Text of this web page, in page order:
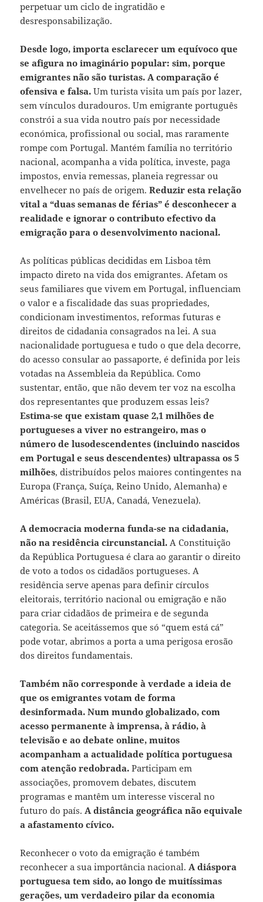
perpetuar um ciclo de ingratidão e
desresponsabilização.
Desde logo, importa esclarecer um equívoco que
se afigura no imaginário popular: sim, porque
emigrantes não são turistas. A comparação é
ofensiva e falsa. Um turista visita um país por lazer,
sem vínculos duradouros. Um emigrante português
constrói a sua vida noutro país por necessidade
económica, profissional ou social, mas raramente
rompe com Portugal. Mantém família no território
nacional, acompanha a vida política, investe, paga
impostos, envia remessas, planeia regressar ou
envelhecer no país de origem.Reduzir esta relação
vital a “duas semanas de férias” é desconhecer a
realidade e ignorar o contributo efectivo da
emigração para o desenvolvimento nacional.
As políticas públicas decididas em Lisboa têm
impacto direto na vida dos emigrantes. Afetam os
seus familiares que vivem em Portugal, influenciam
o valor e a fiscalidade das suas propriedades,
condicionam investimentos, reformas futuras e
direitos de cidadania consagrados na lei. A sua
nacionalidade portuguesa e tudo o que dela decorre,
do acesso consular ao passaporte, é definida por leis
votadas na Assembleia da República. Como
sustentar, então, que não devem ter voz na escolha
dos representantes que produzem essas leis?
Estima-se que existam quase 2,1 milhões de
portugueses a viver no estrangeiro, mas o
número de lusodescendentes (incluindo nascidos
em Portugal e seus descendentes) ultrapassa os 5
milhões, distribuídos pelos maiores contingentes na
Europa (França, Suíça, Reino Unido, Alemanha) e
Américas (Brasil, EUA, Canadá, Venezuela).
A democracia moderna funda-se na cidadania,
não na residência circunstancial. A Constituição
da República Portuguesa é clara ao garantir o direito
de voto a todos os cidadãos portugueses. A
residência serve apenas para definir círculos
eleitorais, território nacional ou emigração e não
para criar cidadãos de primeira e de segunda
categoria. Se aceitássemos que só “quem está cá”
pode votar, abrimos a porta a uma perigosa erosão
dos direitos fundamentais.
Também não corresponde à verdade a ideia de
que os emigrantes votam de forma
desinformada. Num mundo globalizado, com
acesso permanente à imprensa, à rádio, à
televisão e ao debate online, muitos
acompanham a actualidade política portuguesa
com atenção redobrada. Participam em
associações, promovem debates, discutem
programas e mantêm um interesse visceral no
futuro do país.A distância geográfica não equivale
a afastamento cívico.
Reconhecer o voto da emigração é também
reconhecer a sua importância nacional.A diáspora
portuguesa tem sido, ao longo de muitíssimas
gerações, um verdadeiro pilar da economia